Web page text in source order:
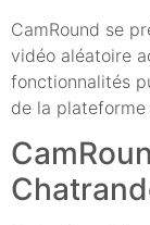
CamRound se
vidéo aléatoire
fonctionnalités
de la